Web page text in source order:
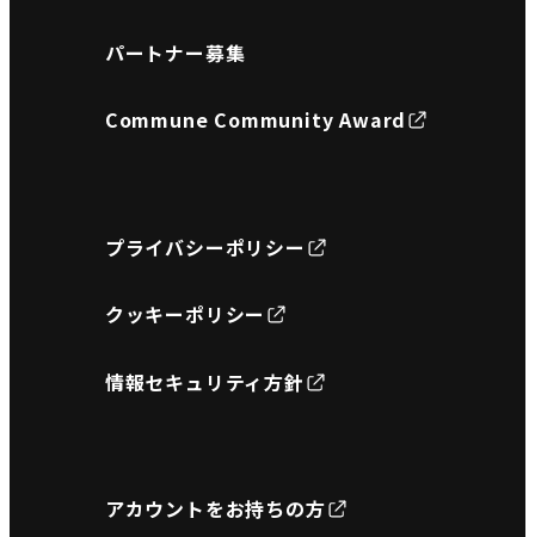
パートナー募集
Commune Community Award
プライバシーポリシー
クッキーポリシー
情報セキュリティ方針
アカウントをお持ちの方